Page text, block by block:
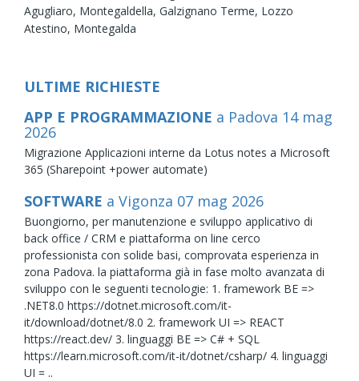
Agugliaro, Montegaldella, Galzignano Terme, Lozzo
Atestino, Montegalda
ULTIME RICHIESTE
APP E PROGRAMMAZIONE a Padova 14 mag
2026
Migrazione Applicazioni interne da Lotus notes a Microsoft
365 (Sharepoint +power automate)
SOFTWARE a Vigonza 07 mag 2026
Buongiorno, per manutenzione e sviluppo applicativo di
back office / CRM e piattaforma on line cerco
professionista con solide basi, comprovata esperienza in
zona Padova. la piattaforma già in fase molto avanzata di
sviluppo con le seguenti tecnologie: 1. framework BE =>
.NET8.0 https://dotnet.microsoft.com/it-
it/download/dotnet/8.0 2. framework UI => REACT
https://react.dev/ 3. linguaggi BE => C# + SQL
https://learn.microsoft.com/it-it/dotnet/csharp/ 4. linguaggi
UI = ..